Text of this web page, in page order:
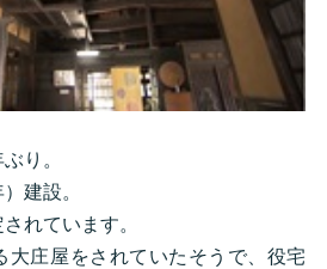
り。
建設。
れています。
大庄屋をされていたそうで、役宅